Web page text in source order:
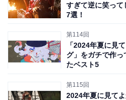
な教えを受ける一方、「証拠
方針に危機感を覚え、そのや
い」とまで評されるなど、ジャ
らに肯定せず、職業倫理的な
誠実に思えました。
すぎて逆に笑っ
7選！
第114回
「2024年夏に見
グ」をガチで作
たベスト5
第115回
2024年夏に見て